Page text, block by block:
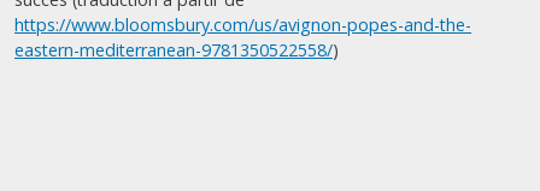
https://www.bloomsbury.com/us/avignon-popes-and-the-
eastern-mediterranean-9781350522558/)